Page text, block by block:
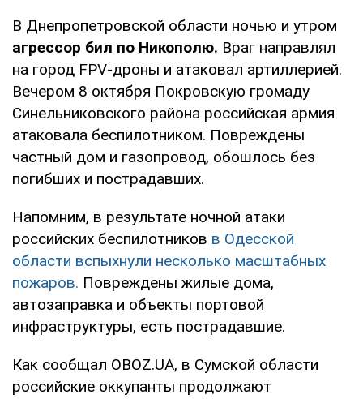
В Днепропетровской области ночью и утром
агрессор бил по Никополю. Враг направлял
на город FPV-дроны и атаковал артиллерией.
Вечером 8 октября Покровскую громаду
Синельниковского района российская армия
атаковала беспилотником. Повреждены
частный дом и газопровод, обошлось без
погибших и пострадавших.
Напомним, в результате ночной атаки
российских беспилотников в Одесской
области вспыхнули несколько масштабных
пожаров. Повреждены жилые дома,
автозаправка и объекты портовой
инфраструктуры, есть пострадавшие.
Как сообщал OBOZ.UA, в Сумской области
российские оккупанты продолжают